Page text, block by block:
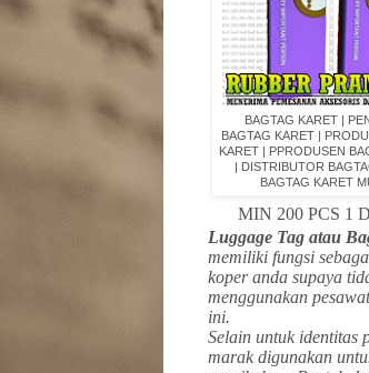
BAGTAG KARET |
BAGTAG KARET |
KARET | PPRODUSEN
| DISTRIBUTOR
BAGTAG KARET
MIN 200 PCS 1
Luggage Tag atau
memiliki fungsi
koper anda supaya
menggunakan
ini.
Selain untuk identitas
marak digunakan